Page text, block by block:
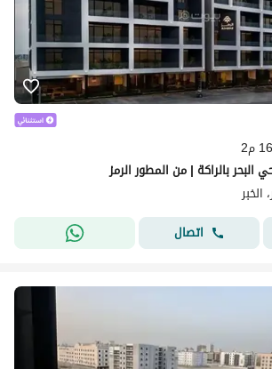
م2
بالراكة | من المطور الرمز
اتصال